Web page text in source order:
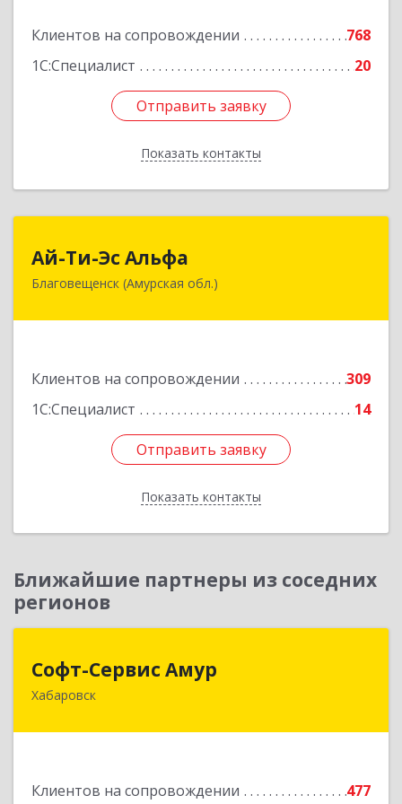
Клиентов на сопровождении
768
1С:Специалист
20
Отправить заявку
Показать контакты
Отправить заявку
Назад
Ай-Ти-Эс Альфа
Благовещенск (Амурская обл.)
Клиентов на сопровождении
309
1С:Специалист
14
Отправить заявку
Показать контакты
675000, Амурская обл, Благовещенск г, Зейская
Отправить заявку
Назад
Ближайшие партнеры из соседних
регионов
Софт-Сервис Амур
Хабаровск
Клиентов на сопровождении 477
680000, Хабаровский край, Хабаровск г,